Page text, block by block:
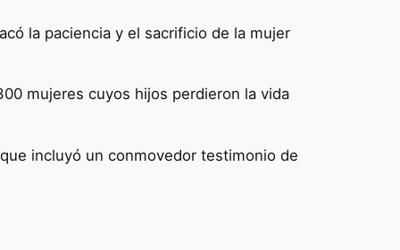
la paciencia y el sacrificio de la mujer
mujeres cuyos hijos perdieron la vida
incluyó un conmovedor testimonio de